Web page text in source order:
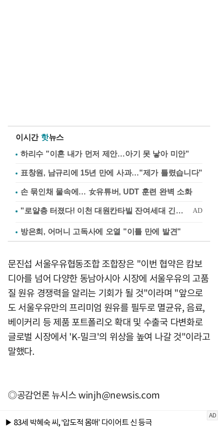
이시간 핫뉴스
하리수 "이혼 내가 먼저 제안…아기 못 낳아 미안"
표창원, 남규리에 15년 만에 사과…"제가 틀렸습니다"
손 묶인채 물속에… 女유튜버, UDT 훈련 완벽 소화
방은희, 어머니 고독사에 오열 "이틀 만에 발견"
문진섭 서울우유협동조합 조합장은 "이번 협약은 캄보
디아를 넘어 다양한 동남아시아 시장에 서울우유의 고품
질 원유 경쟁력을 알리는 기회가 될 것"이라며 "앞으로
도 서울우유만의 프리미엄 원유를 필두로 멸균유, 음료,
베이커리 등 제품 포트폴리오 확대 및 수출국 다변화로
글로벌 시장에서 'K-밀크'의 위상을 높여 나갈 것"이라고
말했다.
◎공감언론 뉴시스winjh@newsis.com